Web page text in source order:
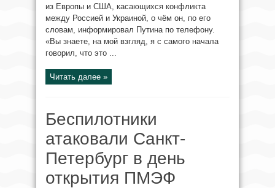
из Европы и США, касающихся конфликта
между Россией и Украиной, о чём он, по его
словам, информировал Путина по телефону.
«Вы знаете, на мой взгляд, я с самого начала
говорил, что это ...
Читать далее »
Беспилотники
атаковали Санкт-
Петербург в день
открытия ПМЭФ